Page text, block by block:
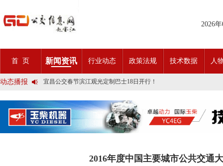
2026
首 页 新闻资讯 行业动态 政策法规 技术数据 人
动态播报
第九届公交都市发展论坛 (深圳)邀请函
石河子市公交公司荣获全国五一劳动奖状
宜昌公交春节滨江观光定制巴士18日开行！
创新 实践 沟通 | 聚焦「智慧公交」目标 助推公交转型发展——沪苏
岁月为鉴人民为证，百年北京公交实现历史性跨越！
今日生效！新《安全生产法》处罚条款对照
交通运输部、科学技术部发布关于科技创新驱动加快建设交通强国
2025市民出行新方案 | 久事公交开通首条需求响应式定制班线
石河子市公交公司荣获全国五一劳动奖状
宜昌公交春节滨江观光定制巴士18日开行！
2016年度中国主要城市公共交通